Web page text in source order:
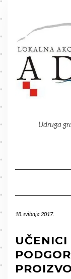
Skip
Udruga
18. svibnja 2017.